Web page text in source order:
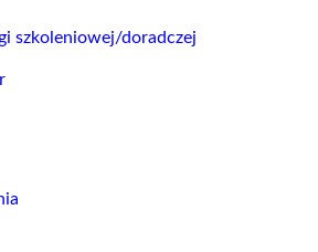
szkoleniowej/doradczej